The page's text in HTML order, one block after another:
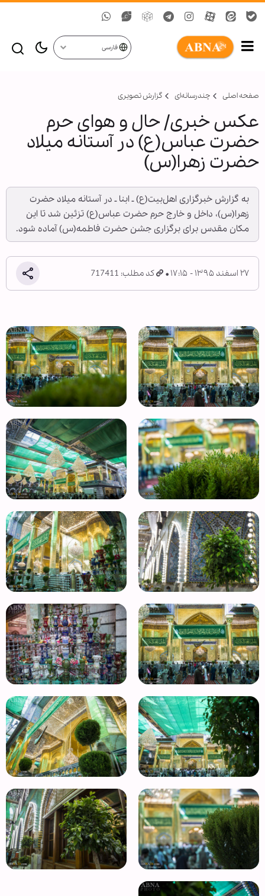
فارسی
صفحه اصلی چندرسانه‌ای گزارش تصويری
عکس خبری/ حال و هوای حرم
حضرت عباس(ع) در آستانه میلاد
حضرت زهرا(س)
به گزارش خبرگزاری اهل‌بیت(ع) ـ ابنا ـ در آستانه میلاد حضرت
زهرا(س)، داخل و خارج حرم حضرت عباس(ع) تزئین شد تا این
مکان مقدس برای برگزاری جشن حضرت فاطمه(س) آماده شود.
۲۷ اسفند ۱۳۹۵ - ۱۷:۱۵ کد مطلب: 717411